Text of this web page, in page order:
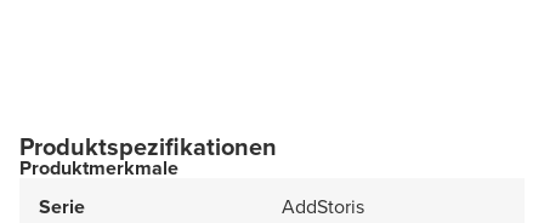
Produktspezifikationen
Produktmerkmale
Serie
AddStoris